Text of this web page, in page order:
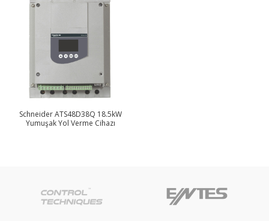
Schneider ATS48D38Q 18.5kW
Yumuşak Yol Verme Cihazı